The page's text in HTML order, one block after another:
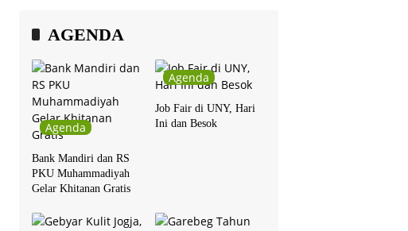
AGENDA
Agenda
Bank Mandiri dan RS
PKU Muhammadiyah
Gelar Khitanan Gratis
Agenda
Job Fair di UNY, Hari
Ini dan Besok